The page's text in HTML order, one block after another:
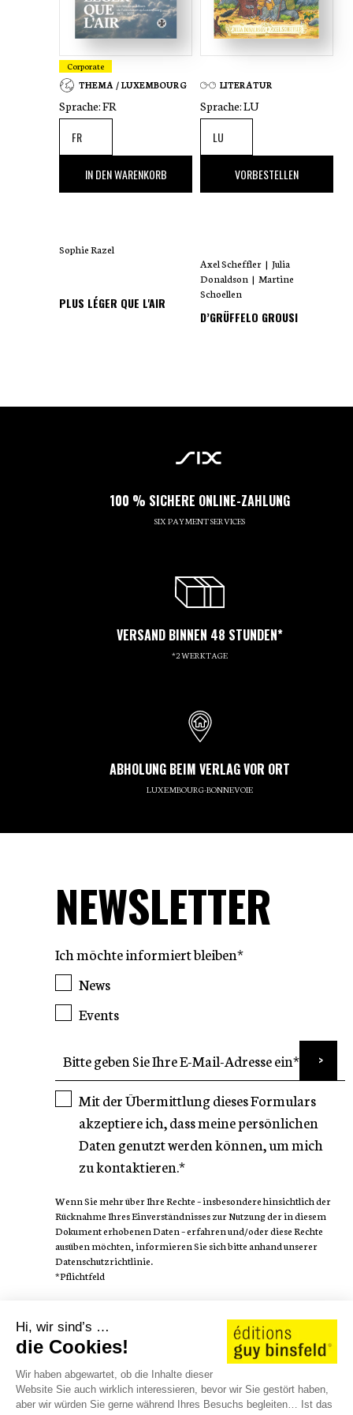
Corporate
THEMA / LUXEMBOURG
Sprache:FR
,00 €
IN DEN WARENKORB
Sophie Razel
PLUS LÉGER QUE L'AIR
LITERATUR
Sprache:LU
,00 €VORBESTELLEN
Axel Scheffler | Julia
Donaldson | Martine
Schoellen
D’GRÜFFELO GROUSI
100 % SICHERE ONLINE-ZAHLUNG
SIX PAYMENT SERVICES
VERSAND BINNEN 48 STUNDEN*
*2 WERKTAGE
ABHOLUNG BEIM VERLAG VOR ORT
LUXEMBOURG-BONNEVOIE
NEWSLETTER
Ich möchte informiert bleiben*
News
Events
Mit der Übermittlung dieses Formulars
akzeptiere ich, dass meine persönlichen
Daten genutzt werden können, um mich
zu kontaktieren.*
Wenn Sie mehr über Ihre Rechte – insbesondere hinsichtlich der
Rücknahme Ihres Einverständnisses zur Nutzung der in diesem
Dokument erhobenen Daten – erfahren und/oder diese Rechte
ausüben möchten, informieren Sie sich bitte anhand unserer
Datenschutzrichtlinie.
*Pflichtfeld
FOLGEN SIE
Hi, wir sind’s …
die Cookies!
Wir haben abgewartet, ob die Inhalte dieser
Website Sie auch wirklich interessieren, bevor wir Sie gestört haben,
aber wir würden Sie gerne während Ihres Besuchs begleiten… Ist das